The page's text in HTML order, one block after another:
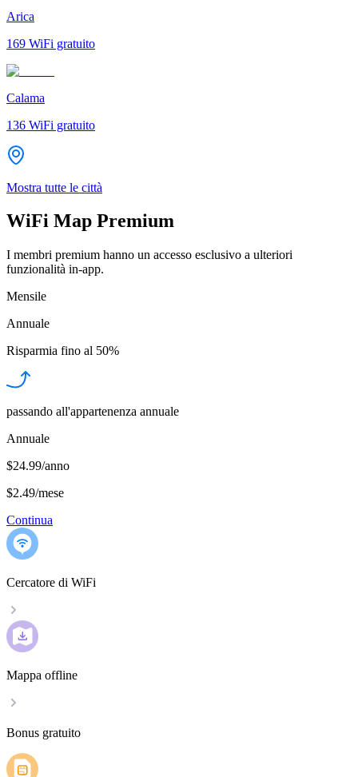
Arica
169 WiFi gratuito
Calama
136 WiFi gratuito
Mostra tutte le città
WiFi Map Premium
I membri premium hanno un accesso esclusivo a ulteriori
funzionalità in-app.
Mensile
Annuale
Risparmia fino al 50%
passando all'appartenenza annuale
Annuale
$24.99/anno
$2.49/mese
Continua
Cercatore di WiFi
Mappa offline
Bonus gratuito